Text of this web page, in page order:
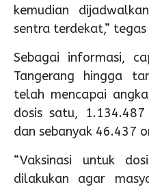
kemudian
sentra terdekat,”
Sebagai informasi,
Tangerang hingga
telah mencapai
dosis satu,
dan sebanyak 46.437
“Vaksinasi untuk
dilakukan agar